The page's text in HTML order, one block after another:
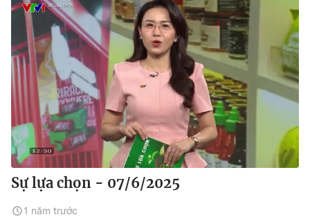
Sự lựa chọn - 07/6/2025
1 năm trước